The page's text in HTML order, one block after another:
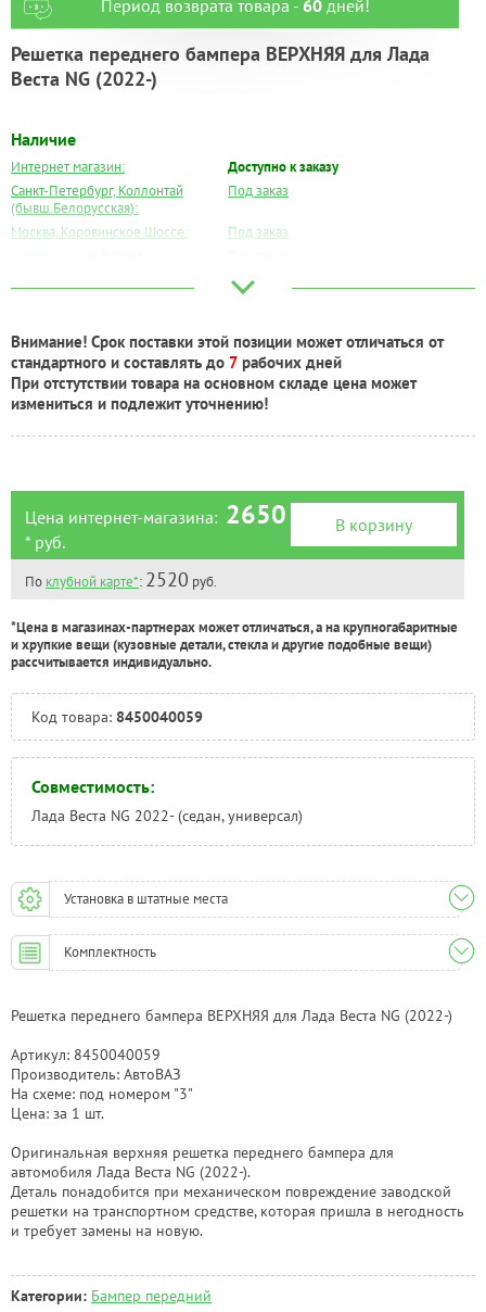
Период возврата товара - 60дней!
Решетка переднего бампера ВЕРХНЯЯ для Лада
Веста NG (2022-)
Наличие
Интернет магазин:
Доступно к заказу
Санкт-Петербург, Коллонтай
(бывш.Белорусская):
Под заказ
Москва, Коровинское Шоссе:
Под заказ
Под заказ
Самара:
Под заказ
Тверь:
Под заказ
Тюмень:
Под заказ
Внимание! Срок поставки этой позиции может отличаться от
стандартного и составлять до 7 рабочих дней
При отстутствии товара на основном складе цена может
измениться и подлежит уточнению!
Цена интернет-магазина: 2650
* руб.
В корзину
По клубной карте*: 2520 руб.
*Цена в магазинах-партнерах может отличаться, а на крупногабаритные
и хрупкие вещи (кузовные детали, стекла и другие подобные вещи)
рассчитывается индивидуально.
Код товара: 8450040059
Совместимость:
Лада Веста NG 2022- (седан, универсал)
Установка в штатные места
Комплектность
Решетка переднего бампера ВЕРХНЯЯ для Лада Веста NG (2022-)
Артикул: 8450040059
Производитель: АвтоВАЗ
На схеме: под номером "3"
Цена: за 1 шт.
Оригинальная верхняя решетка переднего бампера для
автомобиля Лада Веста NG (2022-).
Деталь понадобится при механическом повреждение заводской
решетки на транспортном средстве, которая пришла в негодность
и требует замены на новую.
Категории: Бампер передний